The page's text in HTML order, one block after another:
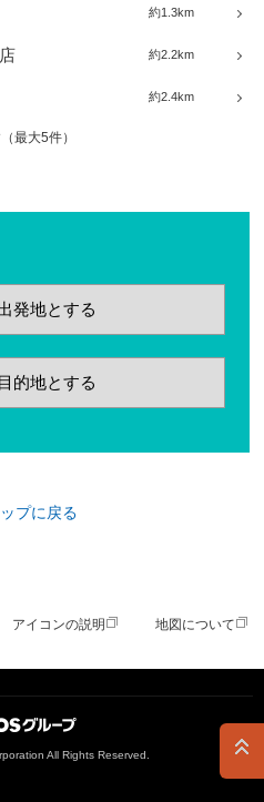
約1.3km
約2.2km
約2.4km
最大5件）
発地とする
的地とする
プに戻る
アイコンの説明 地図について
All Rights Reserved.